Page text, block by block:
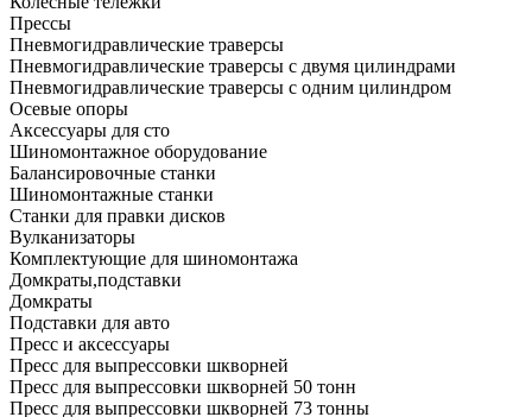
Прессы
Пневмогидравлические траверсы
Пневмогидравлические траверсы с двумя цилиндрами
Пневмогидравлические траверсы с одним цилиндром
Осевые опоры
Аксессуары для сто
Шиномонтажное оборудование
Балансировочные станки
Шиномонтажные станки
Станки для правки дисков
Вулканизаторы
Комплектующие для шиномонтажа
Домкраты,подставки
Домкраты
Подставки для авто
Пресс и аксессуары
Пресс для выпрессовки шкворней
Пресс для выпрессовки шкворней 50 тонн
Пресс для выпрессовки шкворней 73 тонны